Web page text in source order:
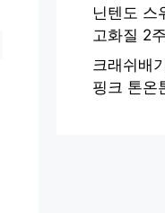
닌텐도 스
고화질 2
크래쉬배
핑크 톤온